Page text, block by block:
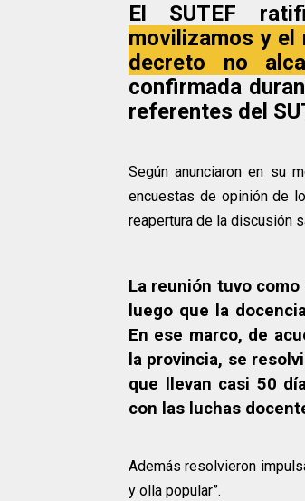
El SUTEF
movilizamos y el
decreto no
confirmada
referentes del
Según anunciaron en su
encuestas de opinión de
reapertura de la discusión
La reunión tuvo
luego que la
En ese marco, de
la provincia, se
que llevan casi 50
con las luchas
Además resolvieron
y olla popular”.